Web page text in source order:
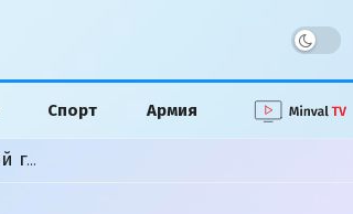
Спорт Армия
«Слова исказили»: Хикмет Гаджиев ответил на публикацию турецкой газеты